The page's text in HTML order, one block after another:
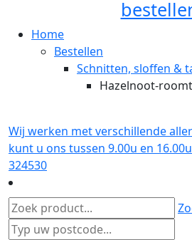
Home
Bestellen
Schnitten, sloffen &
Hazelnoot-
Wij werken met verschillende
kunt u ons tussen 9.00u en
324530